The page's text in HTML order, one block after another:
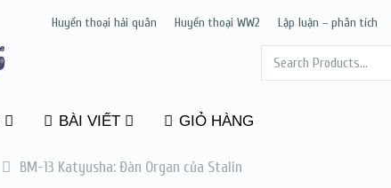
Huyền thoại hải quân Huyền thoại WW2 Lập luận – phân tích
BÀI VIẾT GIỎ HÀNG
BM-13 Katyusha: Đàn Organ của Stalin